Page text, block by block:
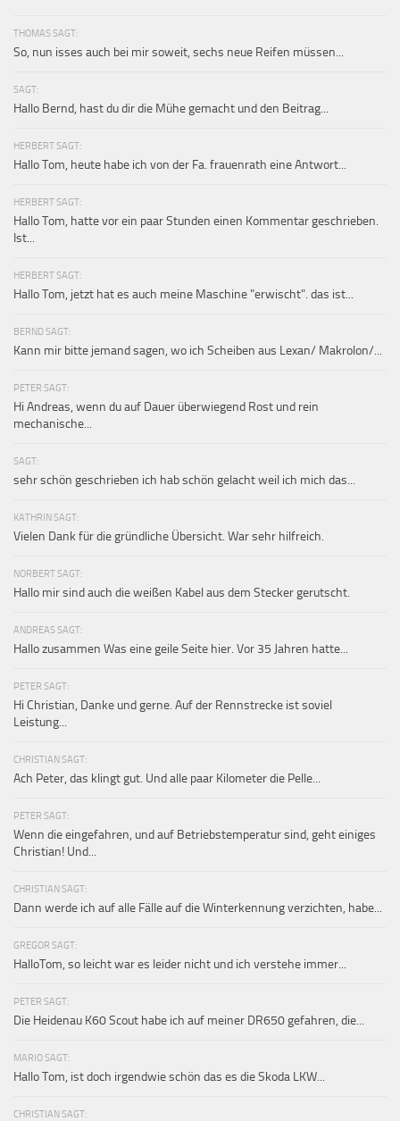
THOMAS SAGT:
So, nun isses auch bei mir soweit, sechs neue Reifen müssen...
SAGT:
Hallo Bernd, hast du dir die Mühe gemacht und den Beitrag...
HERBERT SAGT:
Hallo Tom, heute habe ich von der Fa. frauenrath eine Antwort...
HERBERT SAGT:
Hallo Tom, hatte vor ein paar Stunden einen Kommentar geschrieben.
Ist...
HERBERT SAGT:
Hallo Tom, jetzt hat es auch meine Maschine "erwischt". das ist...
BERND SAGT:
Kann mir bitte jemand sagen, wo ich Scheiben aus Lexan/ Makrolon/...
PETER SAGT:
Hi Andreas, wenn du auf Dauer überwiegend Rost und rein
mechanische...
SAGT:
sehr schön geschrieben ich hab schön gelacht weil ich mich das...
KATHRIN SAGT:
Vielen Dank für die gründliche Übersicht. War sehr hilfreich.
NORBERT SAGT:
Hallo mir sind auch die weißen Kabel aus dem Stecker gerutscht.
ANDREAS SAGT:
Hallo zusammen Was eine geile Seite hier. Vor 35 Jahren hatte...
PETER SAGT:
Hi Christian, Danke und gerne. Auf der Rennstrecke ist soviel
Leistung...
CHRISTIAN SAGT:
Ach Peter, das klingt gut. Und alle paar Kilometer die Pelle...
PETER SAGT:
Wenn die eingefahren, und auf Betriebstemperatur sind, geht einiges
Christian! Und...
CHRISTIAN SAGT:
Dann werde ich auf alle Fälle auf die Winterkennung verzichten, habe...
GREGOR SAGT:
HalloTom, so leicht war es leider nicht und ich verstehe immer...
PETER SAGT:
Die Heidenau K60 Scout habe ich auf meiner DR650 gefahren, die...
MARIO SAGT:
Hallo Tom, ist doch irgendwie schön das es die Skoda LKW...
CHRISTIAN SAGT: